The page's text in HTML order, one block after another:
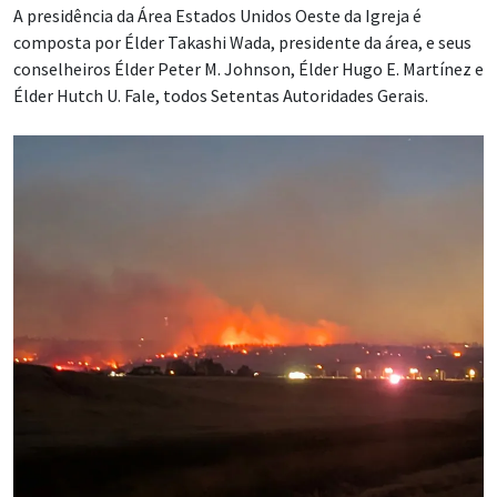
A presidência da Área Estados Unidos Oeste da Igreja é
composta por Élder Takashi Wada, presidente da área, e seus
conselheiros Élder Peter M. Johnson, Élder Hugo E. Martínez e
Élder Hutch U. Fale, todos Setentas Autoridades Gerais.